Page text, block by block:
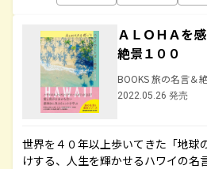
ＡＬＯＨＡを
絶景１００
BOOKS 旅の名言＆
2022.05.26 発売
世界を４０年以上歩いてきた「地球
けする、人生を輝かせるハワイの名